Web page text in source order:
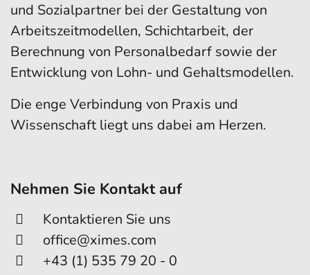
und Sozialpartner bei der Gestaltung von
Arbeitszeitmodellen, Schichtarbeit, der
Berechnung von Personalbedarf sowie der
Entwicklung von Lohn- und Gehaltsmodellen.
Die enge Verbindung von Praxis und
Wissenschaft liegt uns dabei am Herzen.
Nehmen Sie Kontakt auf
Kontaktieren Sie uns
office@ximes.com
+43 (1) 535 79 20 - 0